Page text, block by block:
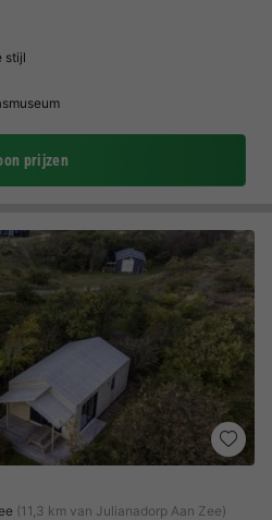
stijl
prijzen
(11,3 km van Julianadorp Aan Zee)